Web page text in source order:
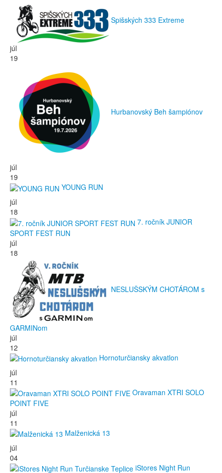
Spišských 333 Extreme
júl
19
Hurbanovský Beh šampiónov
júl
19
YOUNG RUN
júl
18
7. ročník JUNIOR
SPORT FEST RUN
júl
18
NESLUŠSKÝM CHOTÁROM s
GARMINom
júl
12
Hornoturčiansky akvatlon
júl
11
Oravaman XTRI SOLO
POINT FIVE
júl
11
Malženická 13
júl
04
iStores Night Run